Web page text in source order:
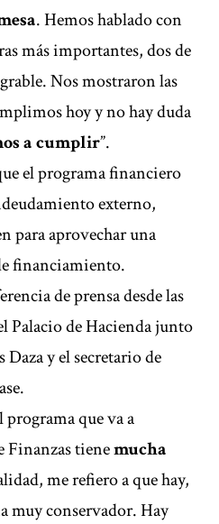
. Hemos hablado con
más importantes, dos de
Nos mostraron las
hoy y no hay duda
a cumplir”.
el programa financiero
externo,
para aprovechar una
financiamiento.
de prensa desde las
Palacio de Hacienda junto
y el secretario de
programa que va a
Finanzas tienemucha
me refiero a que hay,
muy conservador. Hay